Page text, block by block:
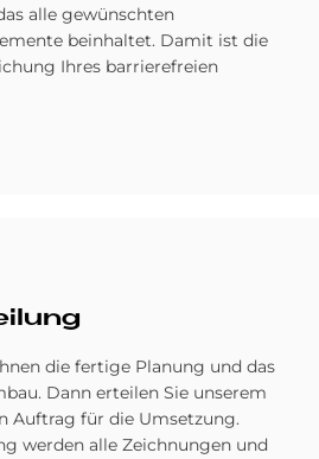
alle gewünschten
beinhaltet. Damit ist die
Ihres barrierefreien
die fertige Planung und das
Dann erteilen Sie unserem
Auftrag für die Umsetzung.
werden alle Zeichnungen und